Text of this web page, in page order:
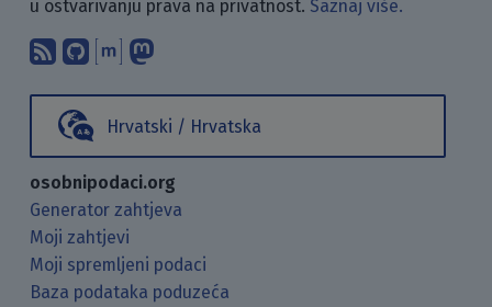
u ostvarivanju prava na privatnost. Saznaj više.
Pretplati se na naš blog koristeći
Pronađi nas na GitHubu.
Raspravljaj s nama putem
Hrvatski / Hrvatska
osobnipodaci.org
Generator zahtjeva
Moji zahtjevi
Moji spremljeni podaci
Baza podataka poduzeća